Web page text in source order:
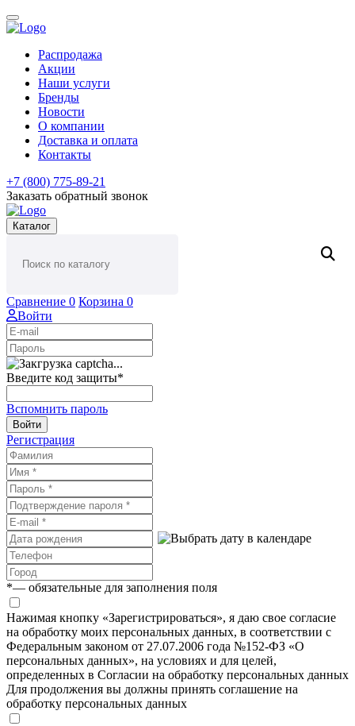
Распродажа
Акции
Наши услуги
Бренды
Новости
О компании
Доставка и оплата
Контакты
+7 (800) 775-89-21
Заказать обратный звонок
Каталог
Сравнение 0 Корзина 0
Войти
Введите код защиты*
Вспомнить пароль
Войти
Регистрация
*— обязательные для заполнения поля
Нажимая кнопку «Зарегистрироваться», я даю свое согласие
на обработку моих персональных данных, в соответствии с
Федеральным законом от 27.07.2006 года №152-ФЗ «О
персональных данных», на условиях и для целей,
определенных в Согласии на обработку персональных данных
Для продолжения вы должны принять соглашение на
обработку персональных данных